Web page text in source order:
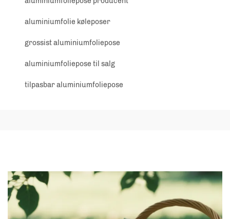
aluminiumfolie køleposer
grossist aluminiumfoliepose
aluminiumfoliepose til salg
tilpasbar aluminiumfoliepose